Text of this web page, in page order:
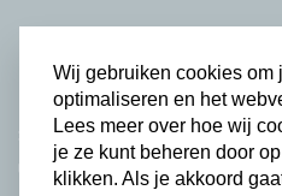
CONTACT
DONEREN
Stationsweg 109
6711 PN Ede
Wij gebruiken cookies om
optimaliseren en het
Lees meer over hoe wij
je ze kunt beheren door
klikken. Als je akkoord